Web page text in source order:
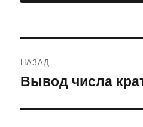
по
НАЗАД
Предыдущая
Вывод числа